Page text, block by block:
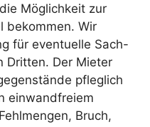
Möglichkeit zur
bekommen. Wir
für eventuelle Sach-
Dritten. Der Mieter
pfleglich
einwandfreiem
Bruch,